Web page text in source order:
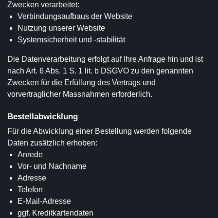
Zwecken verarbeitet:
Verbindungsaufbaus der Website
Nutzung unserer Website
Systemsicherheit und -stabilität
Die Datenverarbeitung erfolgt auf Ihre Anfrage hin und ist
nach Art. 6 Abs. 1 S. 1 lit. b DSGVO zu den genannten
Zwecken für die Erfüllung des Vertrags und
vorvertraglicher Massnahmen erforderlich.
Bestellabwicklung
Für die Abwicklung einer Bestellung werden folgende
Daten zusätzlich erhoben:
Anrede
Vor- und Nachname
Adresse
Telefon
E-Mail-Adresse
ggf. Kreditkartendaten